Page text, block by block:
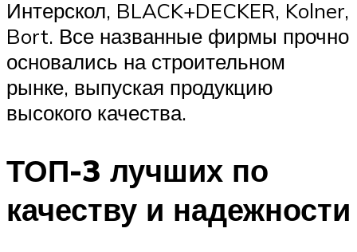
Интерскол, BLACK+DECKER, Kolner,
Bort. Все названные фирмы прочно
основались на строительном
рынке, выпуская продукцию
высокого качества.
ТОП-3 лучших по
качеству и надежности